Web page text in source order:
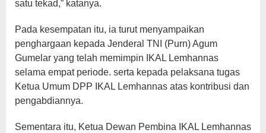
satu tekad,” katanya.
Pada kesempatan itu, ia turut menyampaikan
penghargaan kepada Jenderal TNI (Purn) Agum
Gumelar yang telah memimpin IKAL Lemhannas
selama empat periode. serta kepada pelaksana tugas
Ketua Umum DPP IKAL Lemhannas atas kontribusi dan
pengabdiannya.
Sementara itu, Ketua Dewan Pembina IKAL Lemhannas